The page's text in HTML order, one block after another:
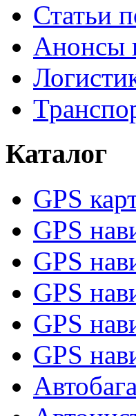
Статьи
Анонсы
Каталог
GPS
GPS
GPS
GPS
GPS
GPS